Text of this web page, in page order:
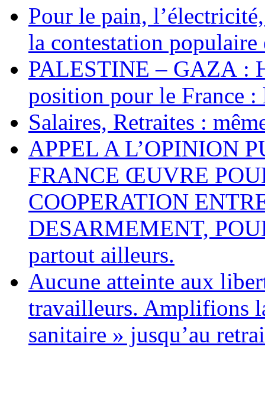
Pour le pain,
la contestation populaire
PALESTINE – GAZA :
position pour le France :
Salaires, Retraites :
APPEL A L’OPINION
FRANCE ŒUVRE
COOPERATION
DESARMEMENT,
partout ailleurs.
Aucune atteinte aux
travailleurs. Amplifions
sanitaire » jusqu’au